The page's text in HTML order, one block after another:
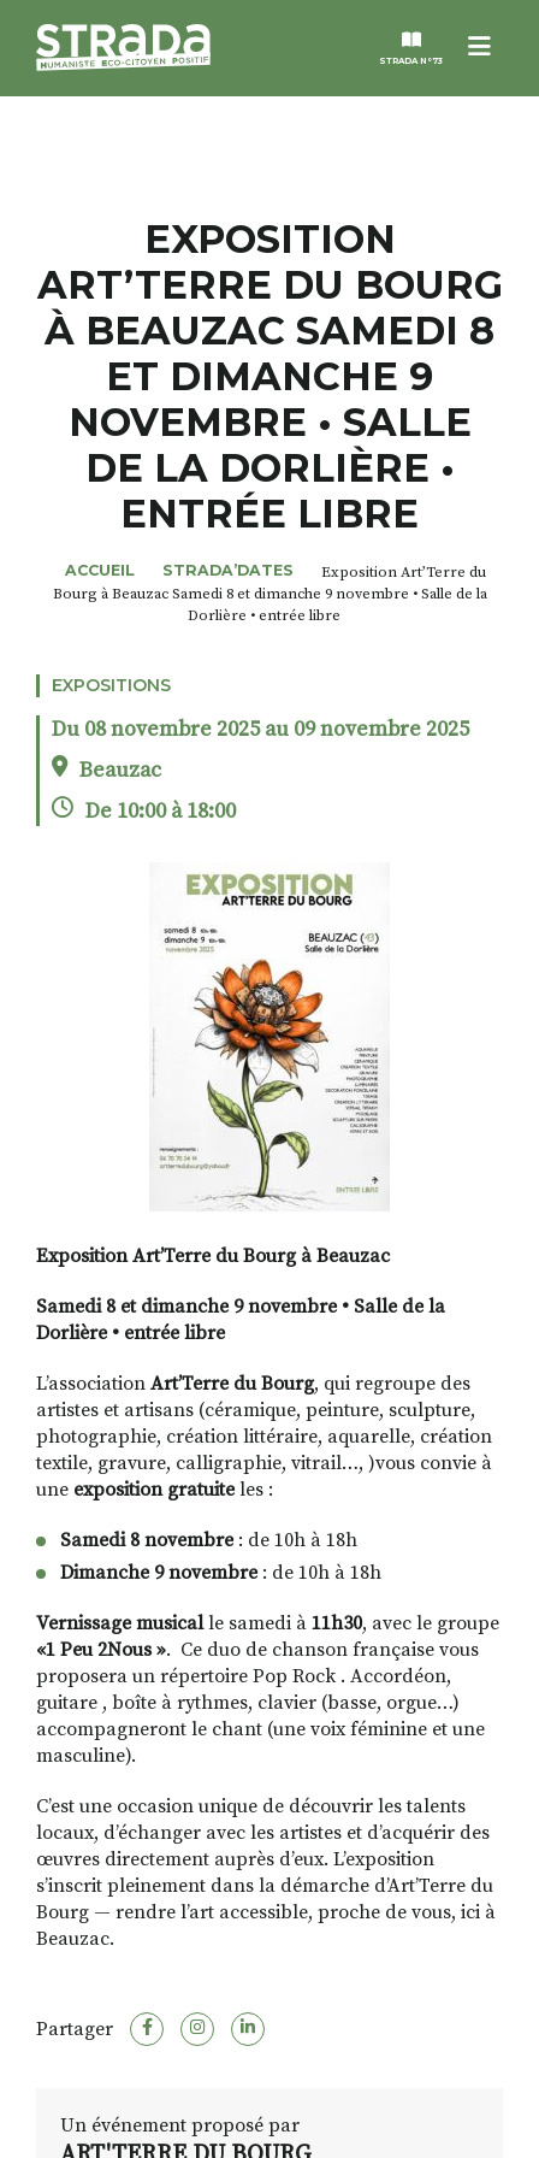
Menu
STRADA N°73
MAGAZINES
NOS THÈMES
STRADA’DATES
ALTER STRADA
ROSÉE DE MAI
EXPOSITION
ART’TERRE DU BOURG
À BEAUZAC SAMEDI 8
ET DIMANCHE 9
NOVEMBRE • SALLE
DE LA DORLIÈRE •
ENTRÉE LIBRE
ACCUEIL STRADA’DATES
Exposition Art’Terre du
Bourg à Beauzac Samedi 8 et dimanche 9 novembre • Salle de la
Dorlière • entrée libre
EXPOSITIONS
Du 08 novembre 2025 au 09 novembre 2025
Beauzac
De 10:00 à 18:00
Exposition Art’Terre du Bourg à Beauzac
Samedi 8 et dimanche 9 novembre • Salle de la
Dorlière • entrée libre
L’association Art’Terre du Bourg, qui regroupe des
artistes et artisans (céramique, peinture, sculpture,
photographie, création littéraire, aquarelle, création
textile, gravure, calligraphie, vitrail…, )vous convie à
une exposition gratuiteles :
Samedi 8 novembre: de 10h à 18h
Dimanche 9 novembre: de 10h à 18h
Vernissage musicalle samedi à 11h30, avec le groupe
«1 Peu 2Nous ». Ce duo de chanson française vous
proposera un répertoire Pop Rock . Accordéon,
guitare , boîte à rythmes, clavier (basse, orgue…)
accompagneront le chant (une voix féminine et une
masculine).
C’est une occasion unique de découvrir les talents
locaux, d’échanger avec les artistes et d’acquérir des
œuvres directement auprès d’eux. L’exposition
s’inscrit pleinement dans la démarche d’Art’Terre du
Bourg — rendre l’art accessible, proche de vous, ici à
Beauzac.
Partager
Un événement proposé par